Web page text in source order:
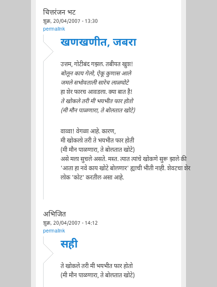
चित्तरंजन भट
शुक्र, 20/04/2007 - 13:30
permalink
खणखणीत, जबरा
उत्तम, गोटीबंद गझल. तबीयत खुश!
बोलून काय गेलो, ऐकू कुणास आले
जमले सभोवताली सारेच लाळघोटे
हा शेर फारच आवडला. क्या बात है!
ते खोकले तरी मी भयभीत फार होतो
(मी मौन पाळणारा, ते बोलतात खोटे)
वाव्वा! वेगळा आहे. कारण,
मी खोकलो तरी ते भयभीत फार होती
(मी मौन पाळणारा, ते बोलतात खोटे)
असे मला सुचले असते. मस्त. त्यात त्यांचे खोकणे सुरू झाले की
'आता हा नवे काय खोटे बोलणार' ह्याची भीती नाही. शेवटचा शेर
लोक 'कोट' करतील असा आहे.
अभिजित
शुक्र, 20/04/2007 - 14:12
permalink
सही
ते खोकले तरी मी भयभीत फार होतो
(मी मौन पाळणारा, ते बोलतात खोटे)